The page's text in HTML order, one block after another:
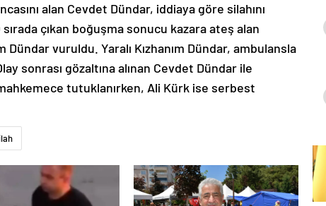
alan Cevdet Dündar, iddiaya göre silahını
çıkan boğuşma sonucu kazara ateş alan
Dündar vuruldu. Yaralı Kızhanım Dündar, ambulansla
sonrası gözaltına alınan Cevdet Dündar ile
tutuklanırken, Ali Kürk ise serbest